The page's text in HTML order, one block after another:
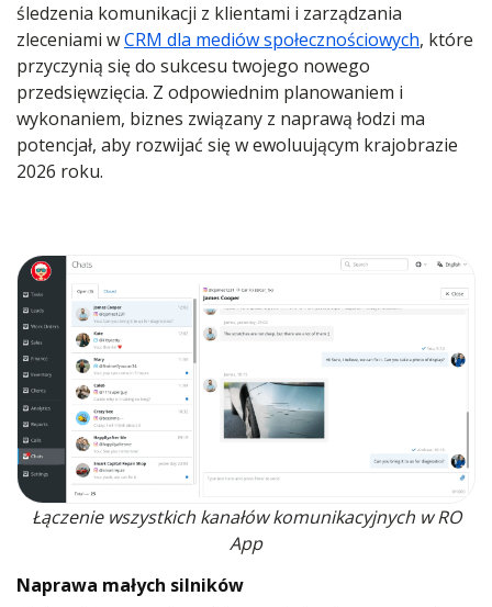
śledzenia komunikacji z klientami i zarządzania
zleceniami wCRM dla mediów społecznościowych, które
przyczynią się do sukcesu twojego nowego
przedsięwzięcia. Z odpowiednim planowaniem i
wykonaniem, biznes związany z naprawą łodzi ma
potencjał, aby rozwijać się w ewoluującym krajobrazie
2026 roku.
Łączenie wszystkich kanałów komunikacyjnych w RO
App
Naprawa małych silników